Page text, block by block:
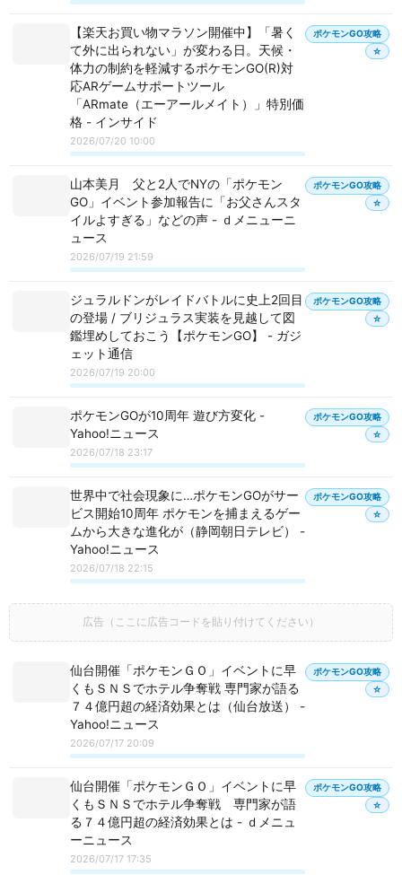
【楽天お買い物マラソン開催中】「暑く
て外に出られない」が変わる日。天候・
体力の制約を軽減するポケモンGO(R)対
応ARゲームサポートツール
「ARmate（エーアールメイト）」特別価
格 - インサイド
2026/07/20 10:00
ポケモンGO攻略
☆
山本美月 父と2人でNYの「ポケモン
GO」イベント参加報告に「お父さんスタ
イルよすぎる」などの声 - ｄメニューニ
ュース
2026/07/19 21:59
ポケモンGO攻略
☆
ジュラルドンがレイドバトルに史上2回目
の登場 / ブリジュラス実装を見越して図
鑑埋めしておこう【ポケモンGO】 - ガジ
ェット通信
2026/07/19 20:00
ポケモンGO攻略
☆
ポケモンGOが10周年 遊び方変化 -
Yahoo!ニュース
2026/07/18 23:17
ポケモンGO攻略
☆
世界中で社会現象に…ポケモンGOがサー
ビス開始10周年 ポケモンを捕まえるゲー
ムから大きな進化が（静岡朝日テレビ） -
Yahoo!ニュース
2026/07/18 22:15
ポケモンGO攻略
☆
広告（ここに広告コードを貼り付けてください）
仙台開催「ポケモンＧＯ」イベントに早
くもＳＮＳでホテル争奪戦 専門家が語る
７４億円超の経済効果とは（仙台放送） -
Yahoo!ニュース
2026/07/17 20:09
ポケモンGO攻略
☆
仙台開催「ポケモンＧＯ」イベントに早
くもＳＮＳでホテル争奪戦 専門家が語
る７４億円超の経済効果とは - ｄメニュ
ーニュース
2026/07/17 17:35
ポケモンGO攻略
☆